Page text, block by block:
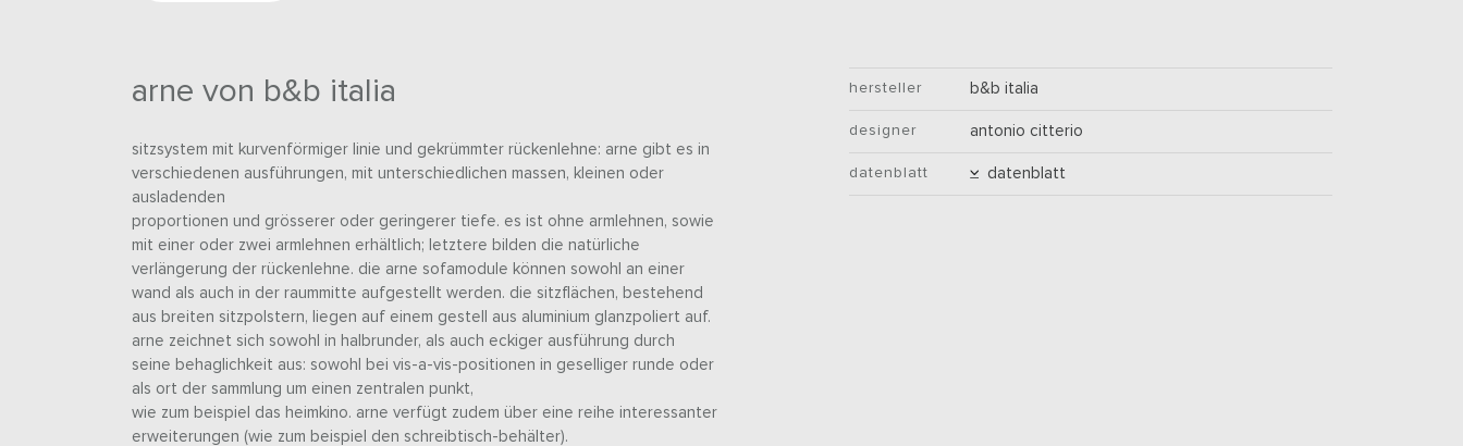
arne von b&b italia
sitzsystem mit kurvenförmiger linie und gekrümmter rückenlehne: arne gibt es in
verschiedenen ausführungen, mit unterschiedlichen massen, kleinen oder
ausladenden
proportionen und grösserer oder geringerer tiefe. es ist ohne armlehnen, sowie
mit einer oder zwei armlehnen erhältlich; letztere bilden die natürliche
verlängerung der rückenlehne. die arne sofamodule können sowohl an einer
wand als auch in der raummitte aufgestellt werden. die sitzflächen, bestehend
aus breiten sitzpolstern, liegen auf einem gestell aus aluminium glanzpoliert auf.
arne zeichnet sich sowohl in halbrunder, als auch eckiger ausführung durch
seine behaglichkeit aus: sowohl bei vis-a-vis-positionen in geselliger runde oder
als ort der sammlung um einen zentralen punkt,
wie zum beispiel das heimkino. arne verfügt zudem über eine reihe interessanter
erweiterungen (wie zum beispiel den schreibtisch-behälter).
hersteller b&b italia
designer antonio citterio
datenblatt datenblatt